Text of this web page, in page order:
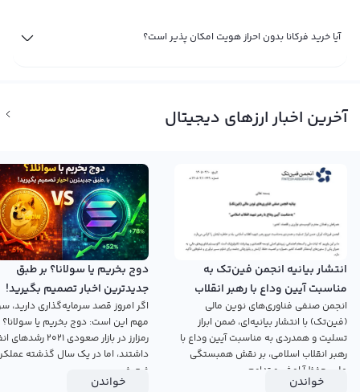
آیا خرید فرکانا بدون احراز هویت امکان پذیر است؟
آخرین اخبار ارزهای دیجیتال
انتشار بیانیه انجمن فین‌تک به
مناسبت آیین وداع با رهبر انقلاب
اسلامی
انجمن صنفی فناوری‌های نوین مالی
(فین‌تک) با انتشار بیانیه‌ای، ضمن ابراز
تسلیت و همدردی به مناسبت آیین وداع با
رهبر انقلاب اسلامی، بر نقش همبستگی
ملی، حفظ آرامش و تداوم...
خواندن
دوج بخریم یا سولانا؟ بر طبق
جدیدترین اخبار تصمیم بگیرید!
اگر امروز قصد سرمایه‌گذاری دارید،
مهم این است: دوج بخریم یا
رمزارز در بازار صعودی ۲۰۲۱
داشتند، اما در یک سال گذشته
ضعیفی...
خواندن